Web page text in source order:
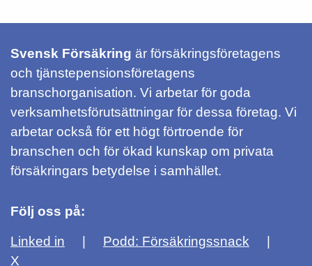
Svensk Försäkring är försäkringsföretagens
och tjänstepensionsföretagens
branschorganisation. Vi arbetar för goda
verksamhetsförutsättningar för dessa företag. Vi
arbetar också för ett högt förtroende för
branschen och för ökad kunskap om privata
försäkringars betydelse i samhället.
Följ oss på:
Linked in
Podd: Försäkringssnack
X